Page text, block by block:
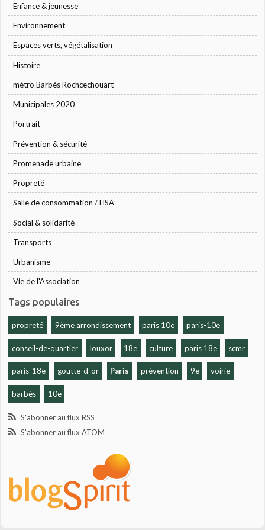
Enfance & jeunesse
Environnement
Espaces verts, végétalisation
Histoire
métro Barbès Rochcechouart
Municipales 2020
Portrait
Prévention & sécurité
Promenade urbaine
Propreté
Salle de consommation / HSA
Social & solidarité
Transports
Urbanisme
Vie de l'Association
Tags populaires
propreté 9ème arrondissement paris 10e paris-10e
conseil-de-quartier louxor 18e culture paris 18e scmr
paris-18e goutte-d-or Paris prévention 9e voirie
barbès 10e
S'abonner au flux RSS
S'abonner au flux ATOM